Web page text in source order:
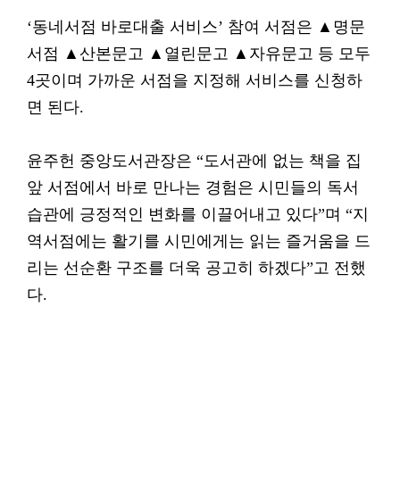
‘동네서점 바로대출 서비스’ 참여 서점은 ▲명문
서점 ▲산본문고 ▲열린문고 ▲자유문고 등 모두
4곳이며 가까운 서점을 지정해 서비스를 신청하
면 된다.
윤주헌 중앙도서관장은 “도서관에 없는 책을 집
앞 서점에서 바로 만나는 경험은 시민들의 독서
습관에 긍정적인 변화를 이끌어내고 있다”며 “지
역서점에는 활기를 시민에게는 읽는 즐거움을 드
리는 선순환 구조를 더욱 공고히 하겠다”고 전했
다.